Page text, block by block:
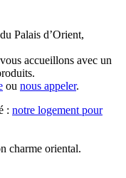
Palais d’Orient,
accueillons avec un
ou nous appeler.
: notre logement pour
charme oriental.